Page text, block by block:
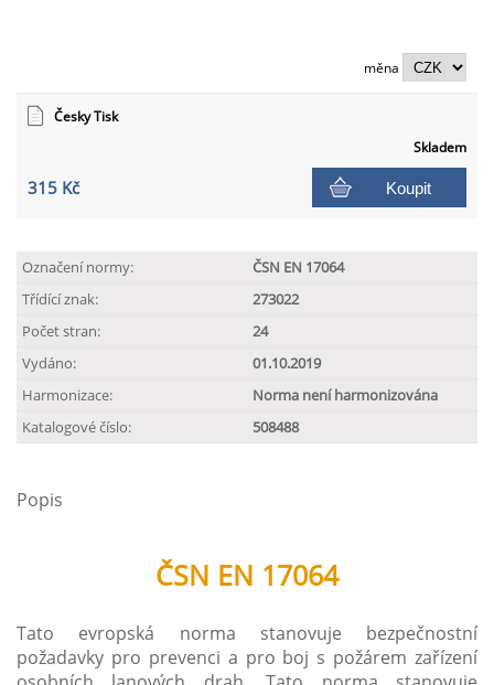
měna
Česky Tisk
Skladem
315 Kč Koupit
Označení normy:
ČSN EN 17064
Třídící znak:
273022
Počet stran:
24
Vydáno:
01.10.2019
Harmonizace:
Norma není harmonizována
Katalogové číslo:
508488
Popis
ČSN EN 17064
Tato evropská norma stanovuje bezpečnostní
požadavky pro prevenci a pro boj s požárem zařízení